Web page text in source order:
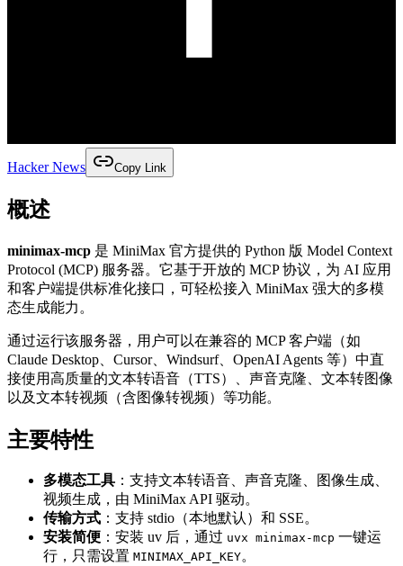
Hacker News Copy Link
概述
minimax-mcp 是 MiniMax 官方提供的 Python 版 Model Context
Protocol (MCP) 服务器。它基于开放的 MCP 协议，为 AI 应用
和客户端提供标准化接口，可轻松接入 MiniMax 强大的多模
态生成能力。
通过运行该服务器，用户可以在兼容的 MCP 客户端（如
Claude Desktop、Cursor、Windsurf、OpenAI Agents 等）中直
接使用高质量的文本转语音（TTS）、声音克隆、文本转图像
以及文本转视频（含图像转视频）等功能。
主要特性
多模态工具 ：支持文本转语音、声音克隆、图像生成、
视频生成，由 MiniMax API 驱动。
传输方式 ：支持 stdio（本地默认）和 SSE。
安装简便 ：安装 uv 后，通过 uvx minimax-mcp 一键运
行，只需设置 MINIMAX_API_KEY。